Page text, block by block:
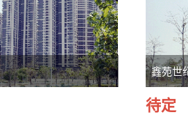
鑫苑世
待定